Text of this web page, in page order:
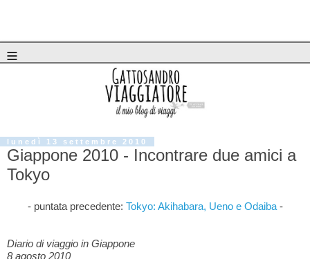
≡
lunedì 13 settembre 2010
Giappone 2010 - Incontrare due amici a
Tokyo
- puntata precedente: Tokyo: Akihabara, Ueno e Odaiba-
Diario di viaggio in Giappone
8 agosto 2010